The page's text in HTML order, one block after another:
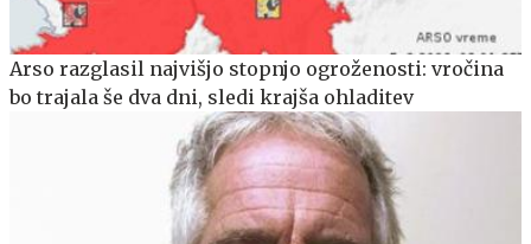
Arso razglasil najvišjo stopnjo ogroženosti: vročina
bo trajala še dva dni, sledi krajša ohladitev